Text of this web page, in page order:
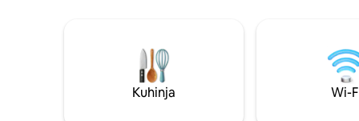
Christiane xxx
Kuhinja Wi-